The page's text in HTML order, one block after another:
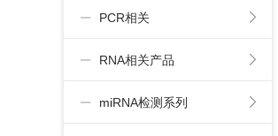
PCR相关
RNA相关产品
miRNA检测系列